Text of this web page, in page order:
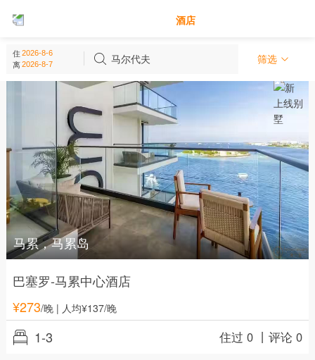
酒店
住
离
马尔代夫 筛选
马尔代夫 - 亚洲
马累，马累岛
巴塞罗-马累中心酒店
¥273/晚| 人均¥137/晚
1-3 住过 0 丨评论 0